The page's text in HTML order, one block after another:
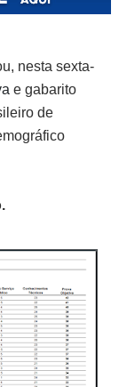
nesta sexta-
e gabarito
de